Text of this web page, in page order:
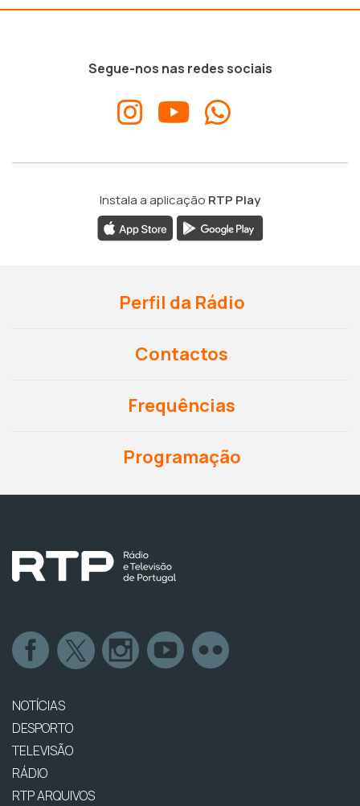
Segue-nos nas redes sociais
Instala a aplicação RTP Play
Perfil da Rádio
Contactos
Frequências
Programação
NOTÍCIAS
DESPORTO
TELEVISÃO
RÁDIO
RTP ARQUIVOS